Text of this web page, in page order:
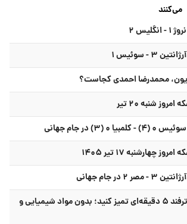
می‌کنند
۲
۳ - سوئیس ۱
محمدرضا احمدی کجاست؟
شنبه ۲۰ تیر
(۳) در جام جهانی
چهارشنبه ۱۷ تیر ۱۴۰۵
در جام جهانی
مایکروویو را با این ترفند ۵ دقیقه‌ای تمیز کنید؛ بدون مواد شیمیایی و